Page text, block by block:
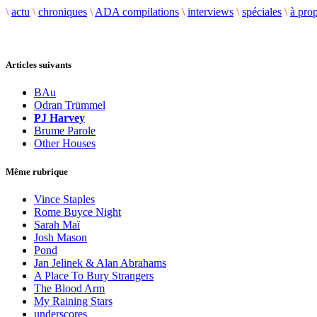
\ actu \ chroniques \ ADA compilations \ interviews \ spéciales \ à
Articles suivants
BAu
Odran Trümmel
PJ Harvey
Brume Parole
Other Houses
Même rubrique
Vince Staples
Rome Buyce Night
Sarah Maï
Josh Mason
Pond
Jan Jelinek & Alan Abrahams
A Place To Bury Strangers
The Blood Arm
My Raining Stars
underscores